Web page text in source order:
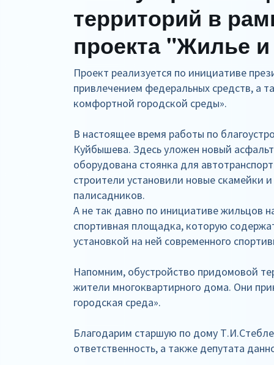
территорий в
проекта "Жилье
Проект реализуется по инициативе
привлечением федеральных средств, а
комфортной городской среды».
В настоящее время работы по
Куйбышева. Здесь уложен новый
оборудована стоянка для
строители установили новые скамейки
палисадников.
А не так давно по инициативе жильцов
спортивная площадка, которую
установкой на ней современного
Напомним, обустройство придомовой
жители многоквартирного дома. Они
городская среда».
Благодарим старшую по дому
ответственность, а также депутата